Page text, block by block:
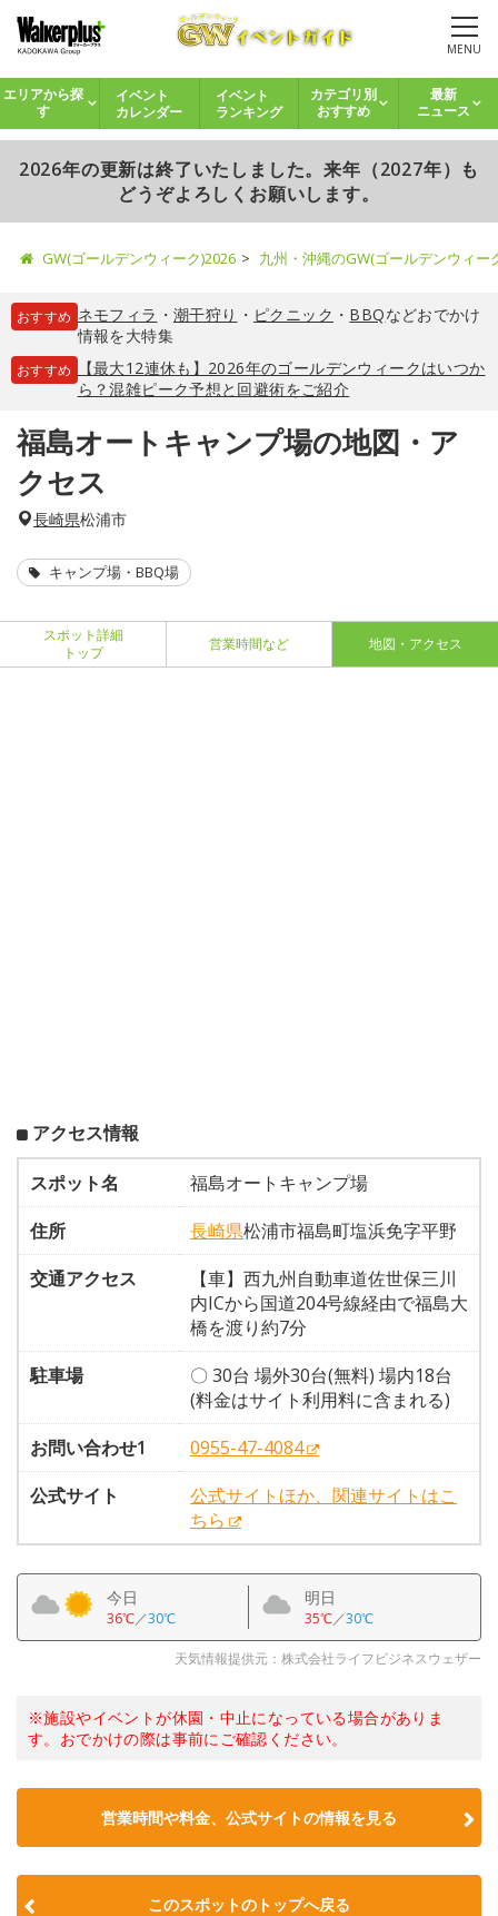
MENU
エリアから探
す
イベント
カレンダー
イベント
ランキング
カテゴリ別
おすすめ
最新
ニュース
2026年の更新は終了いたしました。来年（2027年）も
どうぞよろしくお願いします。
GW(ゴールデンウィーク)2026 九州・沖縄のGW(ゴールデンウィ
おすすめ ネモフィラ ・ 潮干狩り ・ ピクニック ・ BBQなどおでかけ
情報を大特集
おすすめ
【最大12連休も】2026年のゴールデンウィークはいつか
ら？混雑ピーク予想と回避術をご紹介
福島オートキャンプ場の地図・ア
クセス
長崎県松浦市
キャンプ場・BBQ場
スポット詳細
トップ
営業時間など 地図・アクセス
アクセス情報
スポット名
福島オートキャンプ場
住所
長崎県松浦市福島町塩浜免字平野
交通アクセス
【車】西九州自動車道佐世保三川
内ICから国道204号線経由で福島大
橋を渡り約7分
駐車場
〇 30台 場外30台(無料) 場内18台
(料金はサイト利用料に含まれる)
お問い合わせ1
0955-47-4084
公式サイト
公式サイトほか、関連サイトはこ
ちら
今日
36℃／30℃
明日
35℃／30℃
天気情報提供元：株式会社ライフビジネスウェザー
※施設やイベントが休園・中止になっている場合がありま
す。おでかけの際は事前にご確認ください。
営業時間や料金、公式サイトの情報を見る
このスポットのトップへ戻る